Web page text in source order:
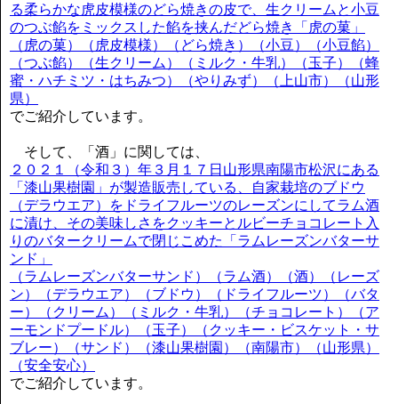
る柔らかな虎皮模様のどら焼きの皮で、生クリームと小豆
のつぶ餡をミックスした餡を挟んだどら焼き「虎の菓」
（虎の菓）（虎皮模様）（どら焼き）（小豆）（小豆餡）
（つぶ餡）（生クリーム）（ミルク・牛乳）（玉子）（蜂
蜜・ハチミツ・はちみつ）（やりみず）（上山市）（山形
県）
でご紹介しています。
そして、「酒」に関しては、
２０２１（令和３）年３月１７日山形県南陽市松沢にある
「漆山果樹園」が製造販売している、自家栽培のブドウ
（デラウエア）をドライフルーツのレーズンにしてラム酒
に漬け、その美味しさをクッキーとルビーチョコレート入
りのバタークリームで閉じこめた「ラムレーズンバターサ
ンド」
（ラムレーズンバターサンド）（ラム酒）（酒）（レーズ
ン）（デラウエア）（ブドウ）（ドライフルーツ）（バタ
ー）（クリーム）（ミルク・牛乳）（チョコレート）（ア
ーモンドプードル）（玉子）（クッキー・ビスケット・サ
ブレー）（サンド）（漆山果樹園）（南陽市）（山形県）
（安全安心）
でご紹介しています。